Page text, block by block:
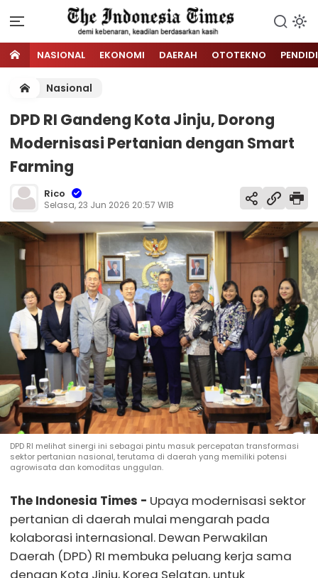
NASIONAL EKONOMI DAERAH OTOTEKNO
Nasional
DPD RI Gandeng Kota Jinju, Dorong
Modernisasi Pertanian dengan Smart
Farming
Rico
Selasa, 23 Jun 2026 20:57 WIB
DPD RI melihat sinergi ini sebagai pintu masuk percepatan transformasi
sektor pertanian nasional, terutama di daerah yang memiliki potensi
agrowisata dan komoditas unggulan.
The Indonesia Times - Upaya modernisasi sektor
pertanian di daerah mulai mengarah pada
kolaborasi internasional. Dewan Perwakilan
Daerah (DPD) RI membuka peluang kerja sama